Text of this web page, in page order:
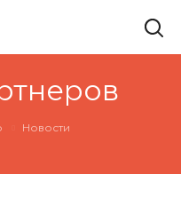
Новости